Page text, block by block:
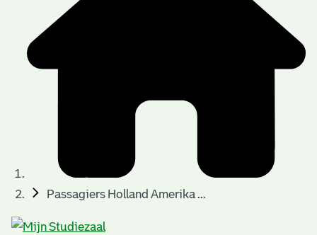
Passagiers Holland Amerika ...